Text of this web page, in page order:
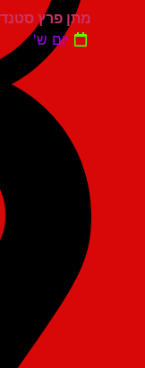
מתן פרץ סטנדאפ
יום ש'